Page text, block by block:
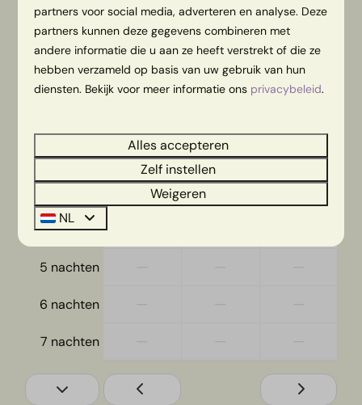
ma10-08-2026 di11-08-2026
zo
9 aug
ma
10 aug
di
11 aug
2 nachten — — —
4 nachten
5 nachten
6 nachten
7 nachten
partners voor social media, adverteren en analyse. Deze
partners kunnen deze gegevens combineren met
andere informatie die u aan ze heeft verstrekt of die ze
hebben verzameld op basis van uw gebruik van hun
diensten. Bekijk voor meer informatie ons privacybeleid.
Alles accepteren
Zelf instellen
Weigeren
NL